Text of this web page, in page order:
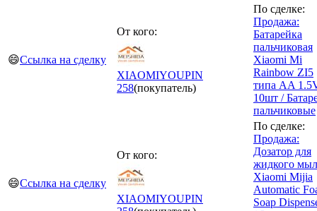
😄Ссылка на сделку
От кого:
XIAOMIYOUPIN
258(покупатель)
По сделке:
Продажа:
Батарейка
пальчиковая
Xiaomi Mi
Rainbow ZI5
типа AA
10шт /
пальчиковые
😄Ссылка на сделку
От кого:
XIAOMIYOUPIN
По сделке:
Продажа:
Дозатор для
жидкого
Xiaomi Mijia
Automatic
Soap